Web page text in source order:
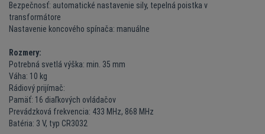
Bezpečnosť: automatické nastavenie sily, tepelná poistka v
transformátore
Nastavenie koncového spínača: manuálne
Rozmery:
Potrebná svetlá výška: min. 35 mm
Váha: 10 kg
Rádiový prijímač:
Pamäť: 16 diaľkových ovládačov
Prevádzková frekvencia: 433 MHz, 868 MHz
Batéria: 3 V, typ CR3032